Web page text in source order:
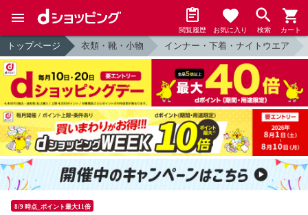
閲覧履歴 お気に入り 検索 カート
トップページ 衣類・靴・小物 インナー・下着・ナイトウエア
8/9 時点_ポイント最大11倍